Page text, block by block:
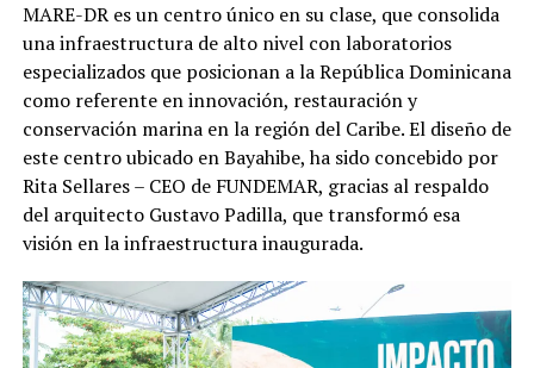
MARE-DR es un centro único en su clase, que consolida
una infraestructura de alto nivel con laboratorios
especializados que posicionan a la República Dominicana
como referente en innovación, restauración y
conservación marina en la región del Caribe. El diseño de
este centro ubicado en Bayahibe, ha sido concebido por
Rita Sellares – CEO de FUNDEMAR, gracias al respaldo
del arquitecto Gustavo Padilla, que transformó esa
visión en la infraestructura inaugurada.